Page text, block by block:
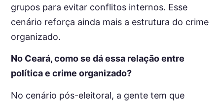
grupos para evitar conflitos internos. Esse
cenário reforça ainda mais a estrutura do crime
organizado.
No Ceará, como se dá essa relação entre
política e crime organizado?
No cenário pós-eleitoral, a gente tem que